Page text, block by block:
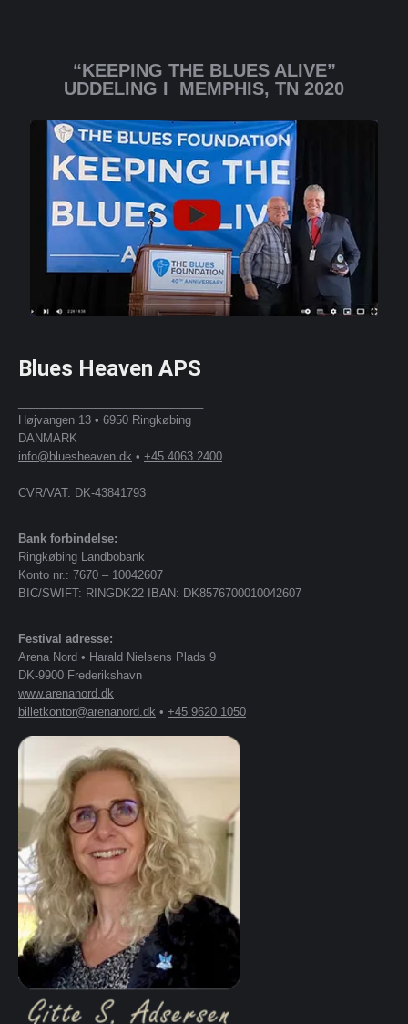
“KEEPING THE BLUES ALIVE”
UDDELING I MEMPHIS, TN 2020
Blues Heaven APS
Højvangen 13 • 6950 Ringkøbing
DANMARK
info@bluesheaven.dk • +45 4063 2400
CVR/VAT: DK-43841793
Bank forbindelse:
Ringkøbing Landbobank
Konto nr.: 7670 – 10042607
BIC/SWIFT: RINGDK22 IBAN: DK8576700010042607
Festival adresse:
Arena Nord • Harald Nielsens Plads 9
DK-9900 Frederikshavn
www.arenanord.dk
billetkontor@arenanord.dk • +45 9620 1050